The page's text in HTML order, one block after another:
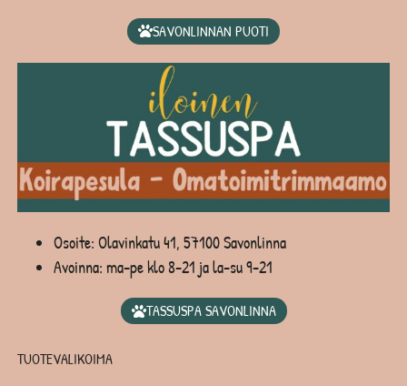
SAVONLINNAN PUOTI
Osoite: Olavinkatu 41, 57100 Savonlinna
Avoinna: ma-pe klo 8-21 ja la-su 9-21
TASSUSPA SAVONLINNA
TUOTEVALIKOIMA